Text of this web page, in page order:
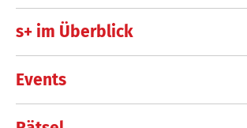
s+ im Überblick
Events